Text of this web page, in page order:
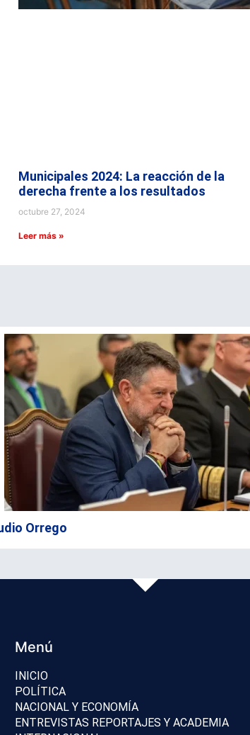
Municipales 2024: La reacción de la
derecha frente a los resultados
octubre 27, 2024
Leer más »
Orrego
Menú
INICIO
POLÍTICA
NACIONAL Y ECONOMÍA
ENTREVISTAS REPORTAJES Y ACADEMIA